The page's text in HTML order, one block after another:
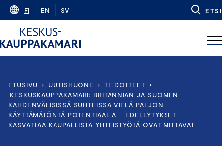
Skip
content
FI EN SV ETSI
ETUSIVU › UUTISHUONE › TIEDOTTEET
›
KESKUSKAUPPAKAMARI: BRITANNIAN JA SUOMEN
KAHDENVÄLISISSÄ SUHTEISSA VIELÄ PALJON
KÄYTTÄMÄTÖNTÄ POTENTIAALIA – EDELLYTYKSET
KASVATTAA KAUPALLISTA YHTEISTYÖTÄ OVAT MITTAVAT